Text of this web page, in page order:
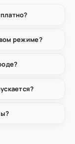
режиме?